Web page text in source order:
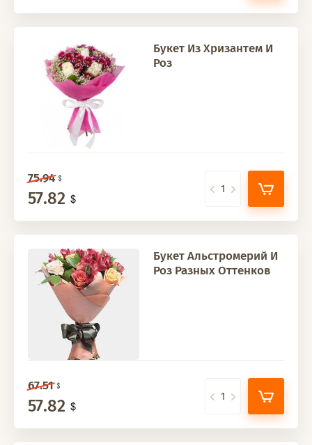
Букет Из Хризантем И
Роз
75.94
57.82
Букет Альстромерий И
Роз Разных Оттенков
67.51
57.82